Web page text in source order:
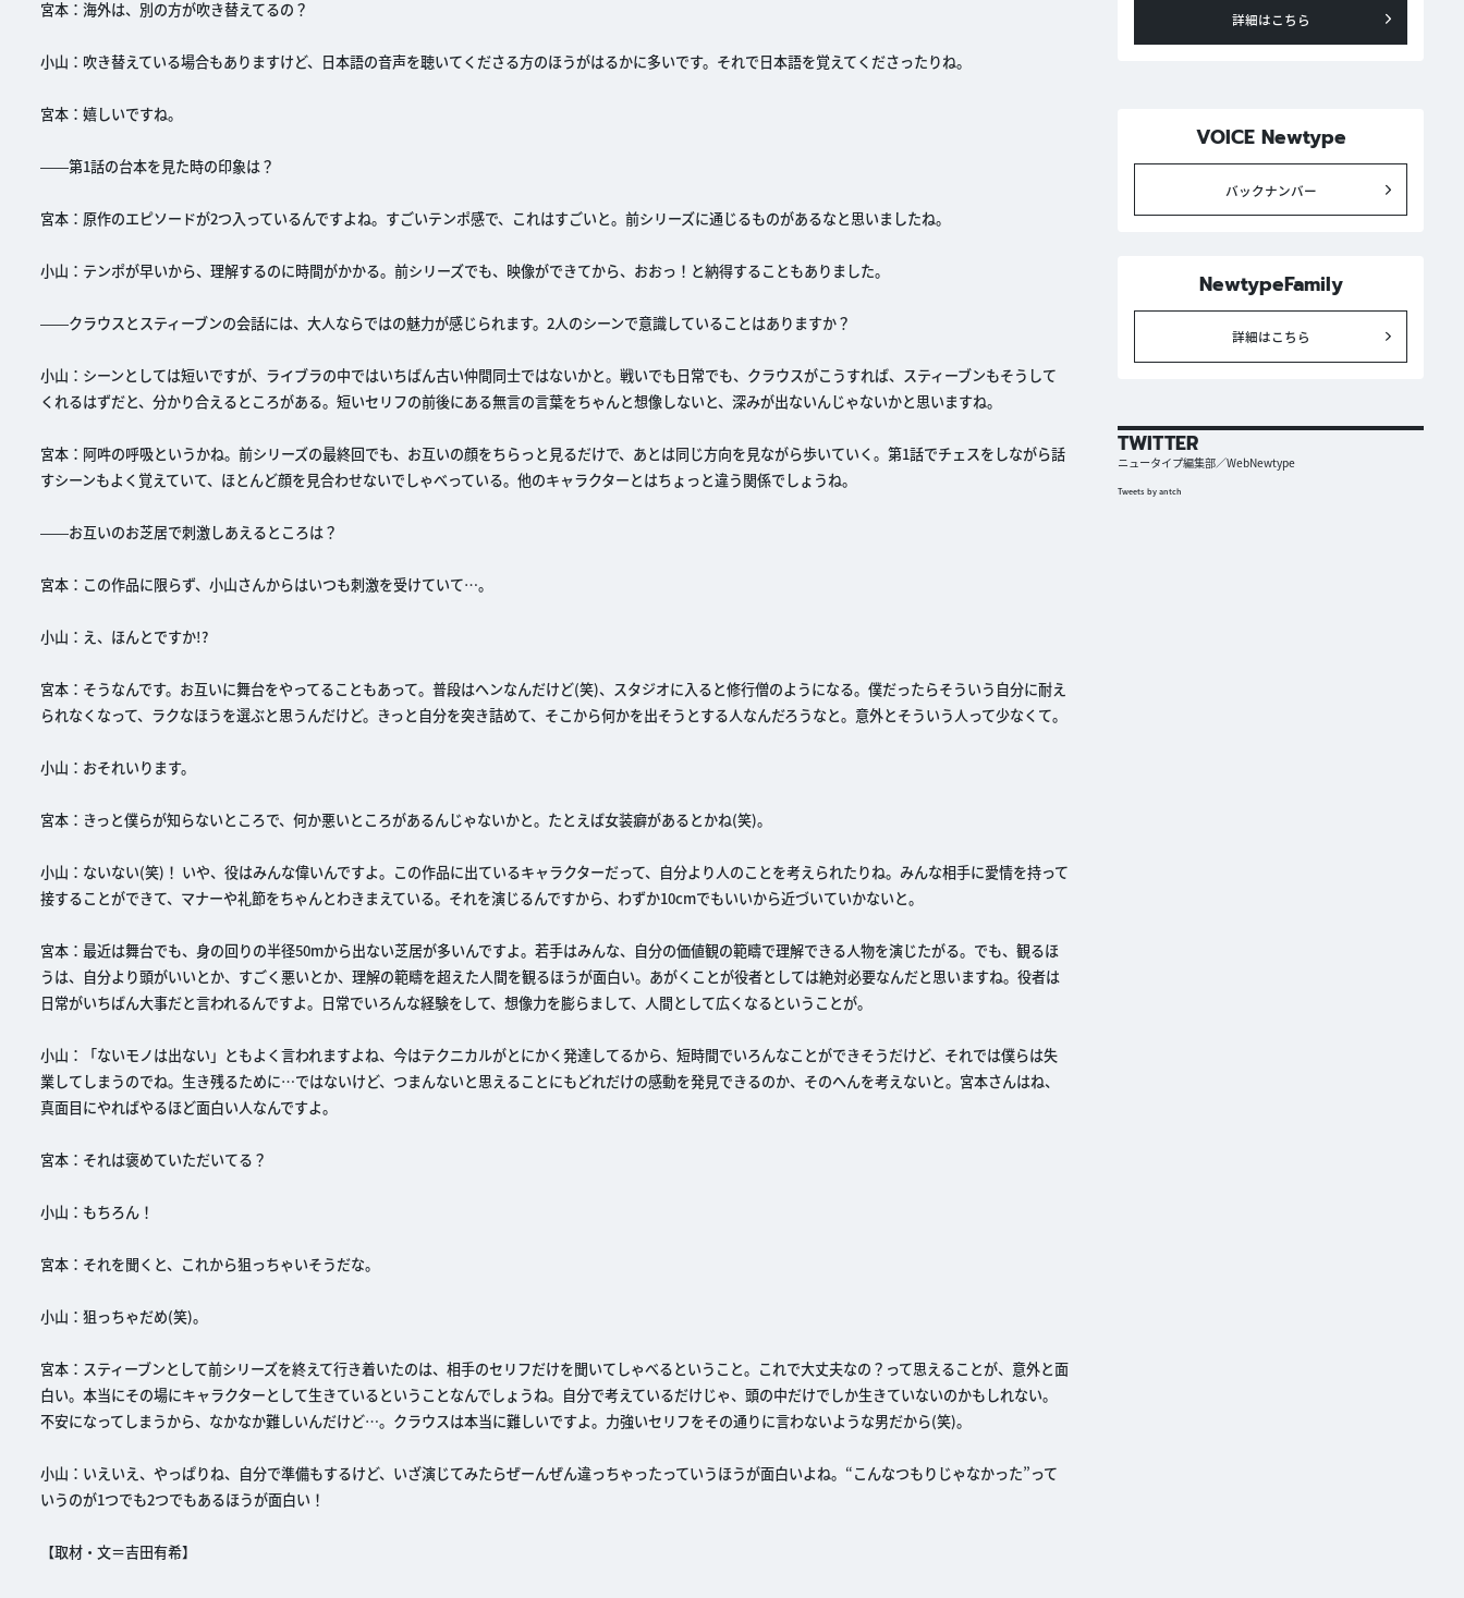
宮本：海外は、別の方が吹き替えてるの？
小山：吹き替えている場合もありますけど、日本語の音声を聴いてくださる方のほうがはるかに多いです。それで日本語を覚えてくださったりね。
宮本：嬉しいですね。
――第1話の台本を見た時の印象は？
宮本：原作のエピソードが2つ入っているんですよね。すごいテンポ感で、これはすごいと。前シリーズに通じるものがあるなと思いましたね。
小山：テンポが早いから、理解するのに時間がかかる。前シリーズでも、映像ができてから、おおっ！と納得することもありました。
――クラウスとスティーブンの会話には、大人ならではの魅力が感じられます。2人のシーンで意識していることはありますか？
小山：シーンとしては短いですが、ライブラの中ではいちばん古い仲間同士ではないかと。戦いでも日常でも、クラウスがこうすれば、スティーブンもそうして
くれるはずだと、分かり合えるところがある。短いセリフの前後にある無言の言葉をちゃんと想像しないと、深みが出ないんじゃないかと思いますね。
宮本：阿吽の呼吸というかね。前シリーズの最終回でも、お互いの顔をちらっと見るだけで、あとは同じ方向を見ながら歩いていく。第1話でチェスをしながら話
すシーンもよく覚えていて、ほとんど顔を見合わせないでしゃべっている。他のキャラクターとはちょっと違う関係でしょうね。
――お互いのお芝居で刺激しあえるところは？
宮本：この作品に限らず、小山さんからはいつも刺激を受けていて…。
小山：え、ほんとですか!?
宮本：そうなんです。お互いに舞台をやってることもあって。普段はヘンなんだけど(笑)、スタジオに入ると修行僧のようになる。僕だったらそういう自分に耐え
られなくなって、ラクなほうを選ぶと思うんだけど。きっと自分を突き詰めて、そこから何かを出そうとする人なんだろうなと。意外とそういう人って少なくて。
小山：おそれいります。
宮本：きっと僕らが知らないところで、何か悪いところがあるんじゃないかと。たとえば女装癖があるとかね(笑)。
小山：ないない(笑)！ いや、役はみんな偉いんですよ。この作品に出ているキャラクターだって、自分より人のことを考えられたりね。みんな相手に愛情を持って
接することができて、マナーや礼節をちゃんとわきまえている。それを演じるんですから、わずか10cmでもいいから近づいていかないと。
宮本：最近は舞台でも、身の回りの半径50mから出ない芝居が多いんですよ。若手はみんな、自分の価値観の範疇で理解できる人物を演じたがる。でも、観るほ
うは、自分より頭がいいとか、すごく悪いとか、理解の範疇を超えた人間を観るほうが面白い。あがくことが役者としては絶対必要なんだと思いますね。役者は
日常がいちばん大事だと言われるんですよ。日常でいろんな経験をして、想像力を膨らまして、人間として広くなるということが。
小山：「ないモノは出ない」ともよく言われますよね、今はテクニカルがとにかく発達してるから、短時間でいろんなことができそうだけど、それでは僕らは失
業してしまうのでね。生き残るために…ではないけど、つまんないと思えることにもどれだけの感動を発見できるのか、そのへんを考えないと。宮本さんはね、
真面目にやればやるほど面白い人なんですよ。
宮本：それは褒めていただいてる？
小山：もちろん！
宮本：それを聞くと、これから狙っちゃいそうだな。
小山：狙っちゃだめ(笑)。
宮本：スティーブンとして前シリーズを終えて行き着いたのは、相手のセリフだけを聞いてしゃべるということ。これで大丈夫なの？って思えることが、意外と面
白い。本当にその場にキャラクターとして生きているということなんでしょうね。自分で考えているだけじゃ、頭の中だけでしか生きていないのかもしれない。
不安になってしまうから、なかなか難しいんだけど…。クラウスは本当に難しいですよ。力強いセリフをその通りに言わないような男だから(笑)。
小山：いえいえ、やっぱりね、自分で準備もするけど、いざ演じてみたらぜーんぜん違っちゃったっていうほうが面白いよね。“こんなつもりじゃなかった”って
いうのが1つでも2つでもあるほうが面白い！
【取材・文＝吉田有希】
詳細はこちら
VOICE Newtype
バックナンバー
NewtypeFamily
詳細はこちら
TWITTER
ニュータイプ編集部／WebNewtype
Tweets by antch